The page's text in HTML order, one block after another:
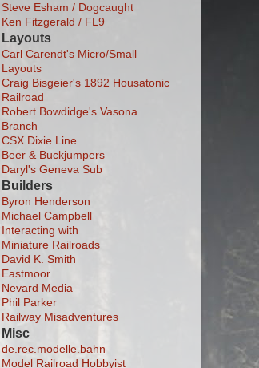
Steve Esham / Dogcaught
Ken Fitzgerald / FL9
Layouts
Carl Carendt's Micro/Small
Layouts
Craig Bisgeier's 1892 Housatonic
Railroad
Robert Bowdidge's Vasona
Branch
CSX Dixie Line
Beer & Buckjumpers
Daryl's Geneva Sub
Builders
Byron Henderson
Michael Campbell
Interacting with
Miniature Railroads
David K. Smith
Eastmoor
Nevard Media
Phil Parker
Railway Misadventures
Misc
de.rec.modelle.bahn
Model Railroad Hobbyist